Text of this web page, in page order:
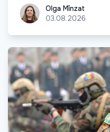
Olga MînzatOlga Mînzat
03.08.2026